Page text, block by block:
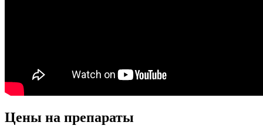
Цены на препараты